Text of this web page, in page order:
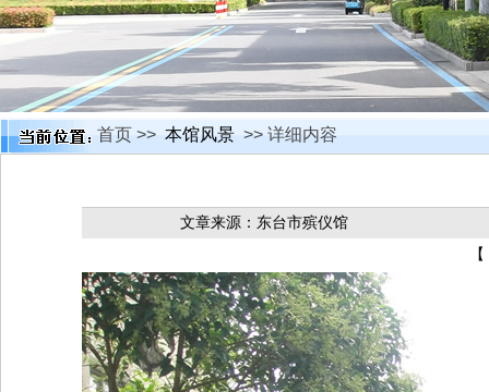
首页 >> 本馆风景 >> 详细内容
文章来源：东台市殡仪馆
【